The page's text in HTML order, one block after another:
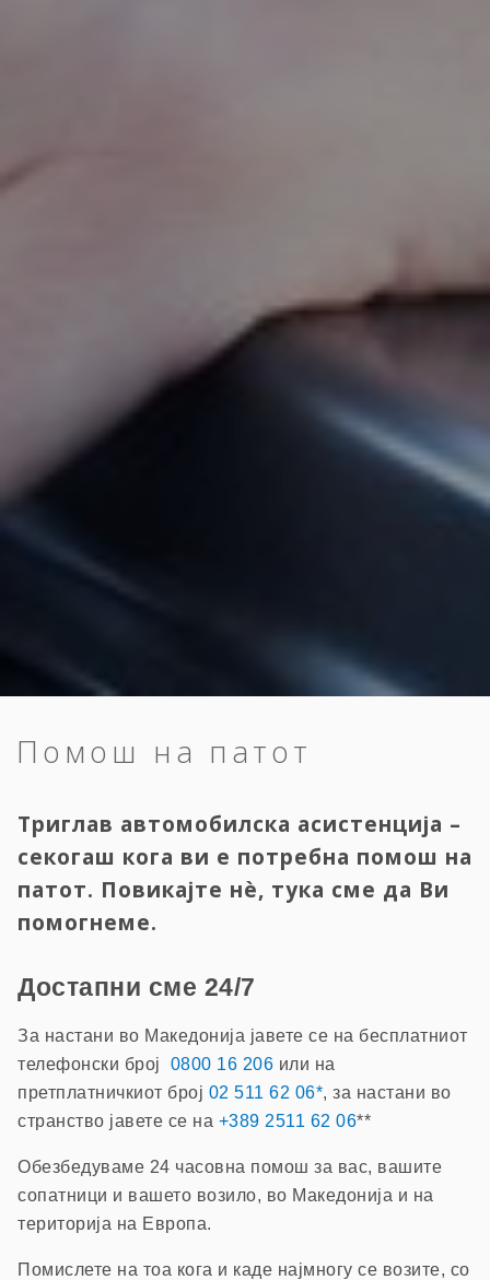
Помош на патот
Триглав автомобилска асистенција –
секогаш кога ви е потребна помош на
патот. Повикајте нè, тука сме да Ви
помогнеме.
Достапни сме 24/7
За настани во Македонија јавете се на бесплатниот
телефонски број 0800 16 206 или на
претплатничкиот број 02 511 62 06*, за настани во
странство јавете се на +389 2511 62 06**
Обезбедуваме 24 часовна помош за вас, вашите
сопатници и вашето возило, во Македонија и на
територија на Европа.
П омислете на тоа кога и каде најмногу се возите, со